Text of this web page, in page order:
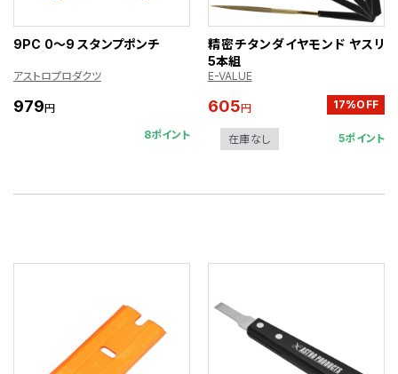
9PC 0～9 スタンプポンチ
アストロプロダクツ
979円
8ポイント
精密チタンダイヤモンド ヤスリ
5本組
E-VALUE
605円 17%OFF
在庫なし 5ポイント